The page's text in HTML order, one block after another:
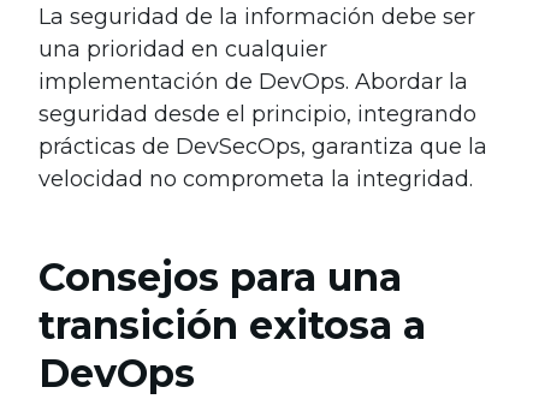
La seguridad de la información debe ser
una prioridad en cualquier
implementación de DevOps. Abordar la
seguridad desde el principio, integrando
prácticas de DevSecOps, garantiza que la
velocidad no comprometa la integridad.
Consejos para una
transición exitosa a
DevOps